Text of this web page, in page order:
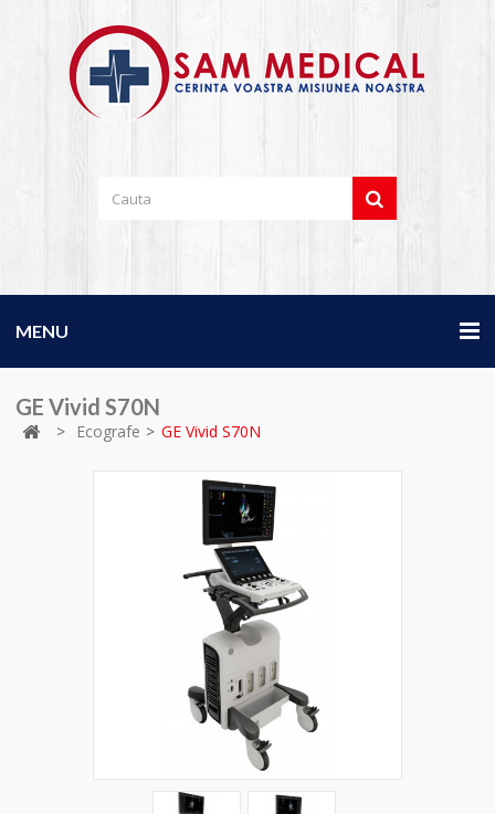
MENU
GE Vivid S70N
> Ecografe > GE Vivid S70N